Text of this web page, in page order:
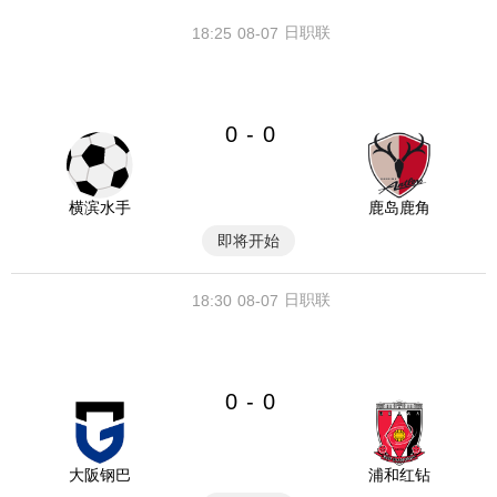
08-07
18:25 日职联
横滨水手
0 - 0
鹿岛鹿角
即将开始
08-07
18:30 日职联
大阪钢巴
0 - 0
浦和红钻